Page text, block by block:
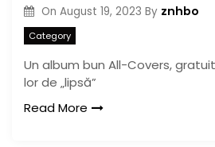
On August 19, 2023 By znhbo
Category
Un album bun All-Covers,
lor de „lipsă”
Read More